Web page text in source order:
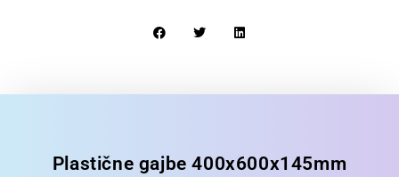
Plastične gajbe 400x600x145mm